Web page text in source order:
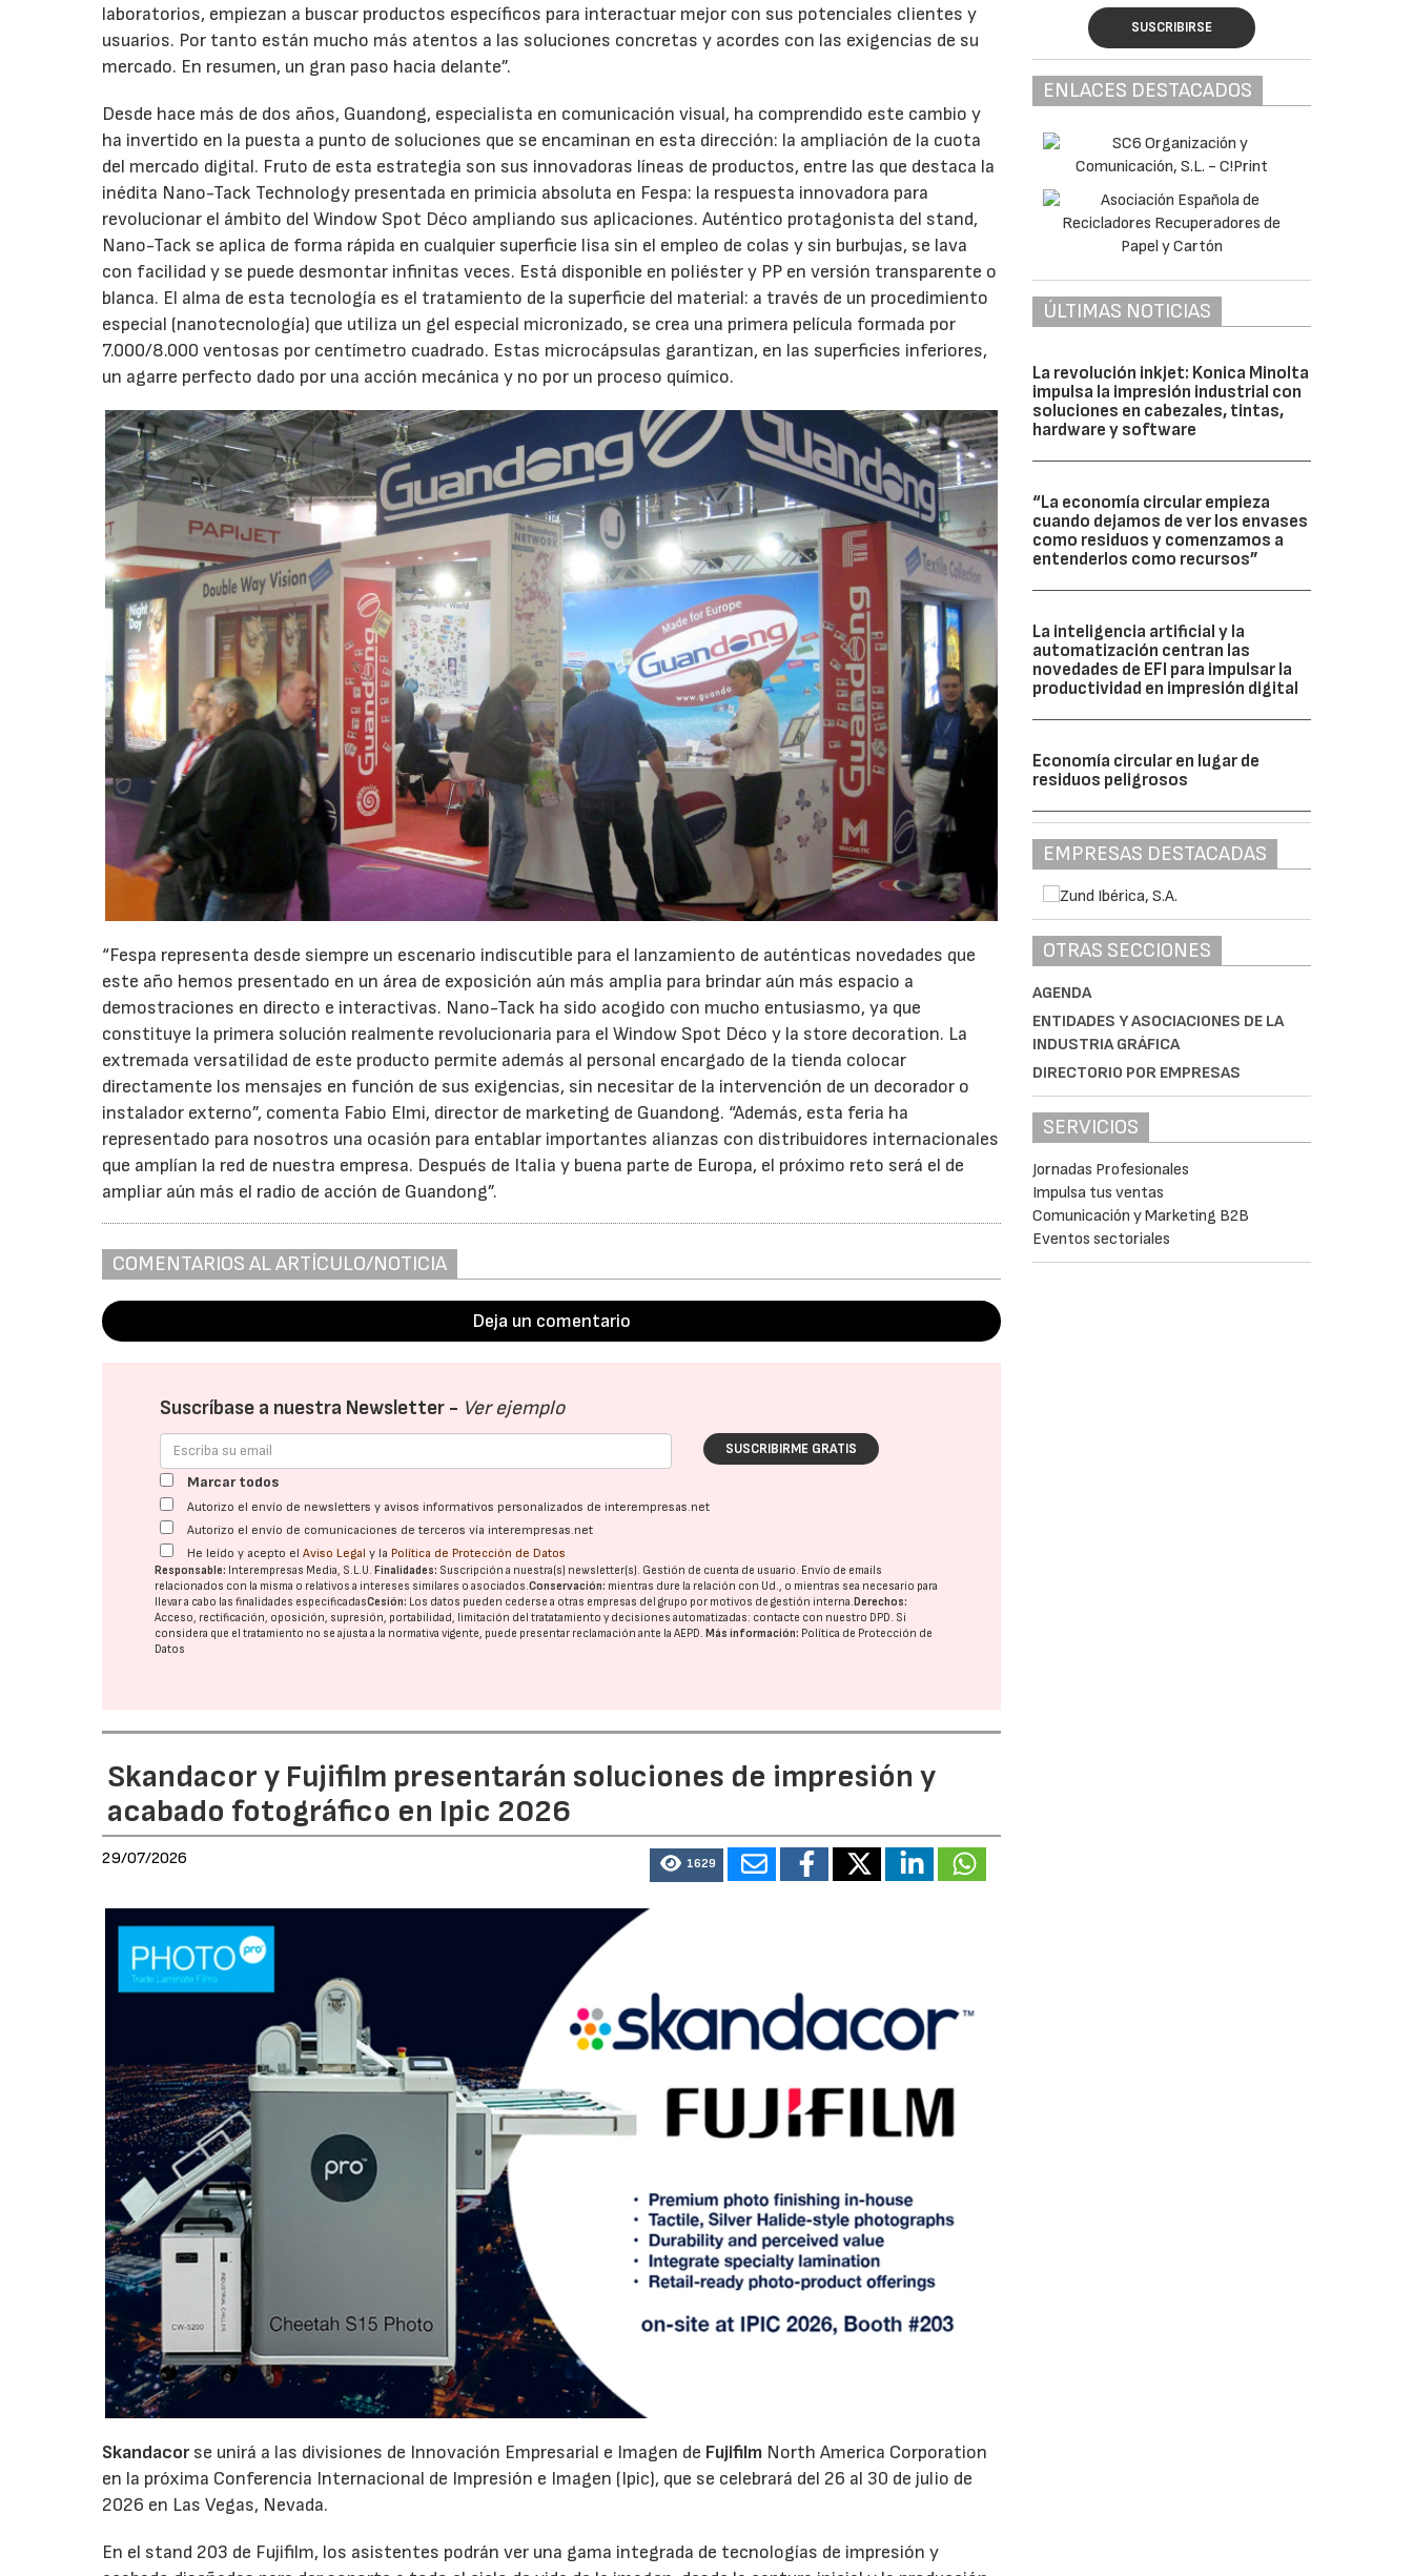
laboratorios, empiezan a buscar productos específicos para interactuar mejor con sus potenciales clientes y
usuarios. Por tanto están mucho más atentos a las soluciones concretas y acordes con las exigencias de su
mercado. En resumen, un gran paso hacia delante”.
Desde hace más de dos años, Guandong, especialista en comunicación visual, ha comprendido este cambio y
ha invertido en la puesta a punto de soluciones que se encaminan en esta dirección: la ampliación de la cuota
del mercado digital. Fruto de esta estrategia son sus innovadoras líneas de productos, entre las que destaca la
inédita Nano-Tack Technology presentada en primicia absoluta en Fespa: la respuesta innovadora para
revolucionar el ámbito del Window Spot Déco ampliando sus aplicaciones. Auténtico protagonista del stand,
Nano-Tack se aplica de forma rápida en cualquier superficie lisa sin el empleo de colas y sin burbujas, se lava
con facilidad y se puede desmontar infinitas veces. Está disponible en poliéster y PP en versión transparente o
blanca. El alma de esta tecnología es el tratamiento de la superficie del material: a través de un procedimiento
especial (nanotecnología) que utiliza un gel especial micronizado, se crea una primera película formada por
7.000/8.000 ventosas por centímetro cuadrado. Estas microcápsulas garantizan, en las superficies inferiores,
un agarre perfecto dado por una acción mecánica y no por un proceso químico.
“Fespa representa desde siempre un escenario indiscutible para el lanzamiento de auténticas novedades que
este año hemos presentado en un área de exposición aún más amplia para brindar aún más espacio a
demostraciones en directo e interactivas. Nano-Tack ha sido acogido con mucho entusiasmo, ya que
constituye la primera solución realmente revolucionaria para el Window Spot Déco y la store decoration. La
extremada versatilidad de este producto permite además al personal encargado de la tienda colocar
directamente los mensajes en función de sus exigencias, sin necesitar de la intervención de un decorador o
instalador externo”, comenta Fabio Elmi, director de marketing de Guandong. “Además, esta feria ha
representado para nosotros una ocasión para entablar importantes alianzas con distribuidores internacionales
que amplían la red de nuestra empresa. Después de Italia y buena parte de Europa, el próximo reto será el de
ampliar aún más el radio de acción de Guandong”.
COMENTARIOS AL ARTÍCULO/NOTICIA
Deja un comentario
Suscríbase a nuestra Newsletter - Ver ejemplo
SUSCRIBIRME GRATIS
Marcar todos
Autorizo el envío de newsletters y avisos informativos personalizados de interempresas.net
Autorizo el envío de comunicaciones de terceros vía interempresas.net
He leído y acepto elAviso Legal y la Política de Protección de Datos
Responsable: Interempresas Media, S.L.U.Finalidades: Suscripción a nuestra(s) newsletter(s). Gestión de cuenta de usuario. Envío de emails
relacionados con la misma o relativos a intereses similares o asociados.Conservación: mientras dure la relación con Ud., o mientras sea necesario para
llevar a cabo las finalidades especificadasCesión: Los datos pueden cederse a otras empresas del grupo por motivos de gestión interna.Derechos:
Acceso, rectificación, oposición, supresión, portabilidad, limitación del tratatamiento y decisiones automatizadas: contacte con nuestro DPD. Si
considera que el tratamiento no se ajusta a la normativa vigente, puede presentar reclamación ante laAEPD.Más información: Política de Protección de
Datos
Skandacor y Fujifilm presentarán soluciones de impresión y
acabado fotográfico en Ipic 2026
29/07/2026 1629
Skandacorse unirá a las divisiones de Innovación Empresarial e Imagen de Fujifilm North America Corporation
en la próxima Conferencia Internacional de Impresión e Imagen (Ipic), que se celebrará del 26 al 30 de julio de
2026 en Las Vegas, Nevada.
En el stand 203 de Fujifilm, los asistentes podrán ver una gama integrada de tecnologías de impresión y
SUSCRIBIRSE
ENLACES DESTACADOS
ÚLTIMAS NOTICIAS
La revolución inkjet: Konica Minolta
impulsa la impresión industrial con
soluciones en cabezales, tintas,
hardware y software
“La economía circular empieza
cuando dejamos de ver los envases
como residuos y comenzamos a
entenderlos como recursos”
La inteligencia artificial y la
automatización centran las
novedades de EFI para impulsar la
productividad en impresión digital
Economía circular en lugar de
residuos peligrosos
EMPRESAS DESTACADAS
OTRAS SECCIONES
AGENDA
ENTIDADES Y ASOCIACIONES DE LA
INDUSTRIA GRÁFICA
DIRECTORIO POR EMPRESAS
SERVICIOS
Jornadas Profesionales
Impulsa tus ventas
Comunicación y Marketing B2B
Eventos sectoriales